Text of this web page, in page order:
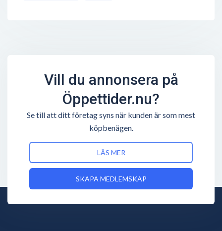
Vill du annonsera på
Öppettider.nu?
Se till att ditt företag syns när kunden är som mest
köpbenägen.
LÄS MER
SKAPA MEDLEMSKAP